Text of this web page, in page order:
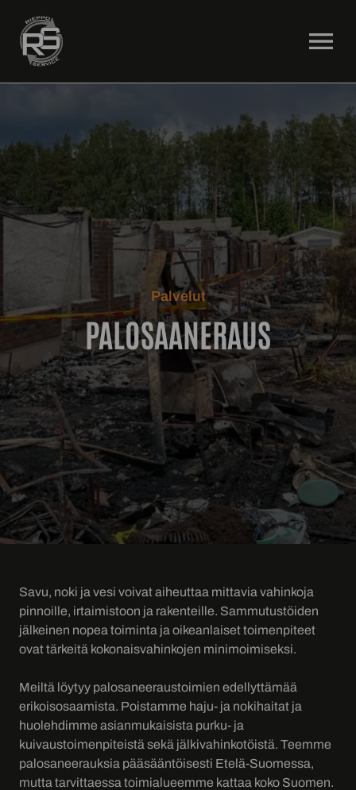
Palvelut
PALOSAANERAUS
Savu, noki ja vesi voivat aiheuttaa mittavia vahinkoja
pinnoille, irtaimistoon ja rakenteille. Sammutustöiden
jälkeinen nopea toiminta ja oikeanlaiset toimenpiteet
ovat tärkeitä kokonaisvahinkojen minimoimiseksi.
Meiltä löytyy palosaneeraustoimien edellyttämää
erikoisosaamista. Poistamme haju- ja nokihaitat ja
huolehdimme asianmukaisista purku- ja
kuivaustoimenpiteistä sekä jälkivahinkotöistä. Teemme
palosaneerauksia pääsääntöisesti Etelä-Suomessa,
mutta tarvittaessa toimialueemme kattaa koko Suomen.